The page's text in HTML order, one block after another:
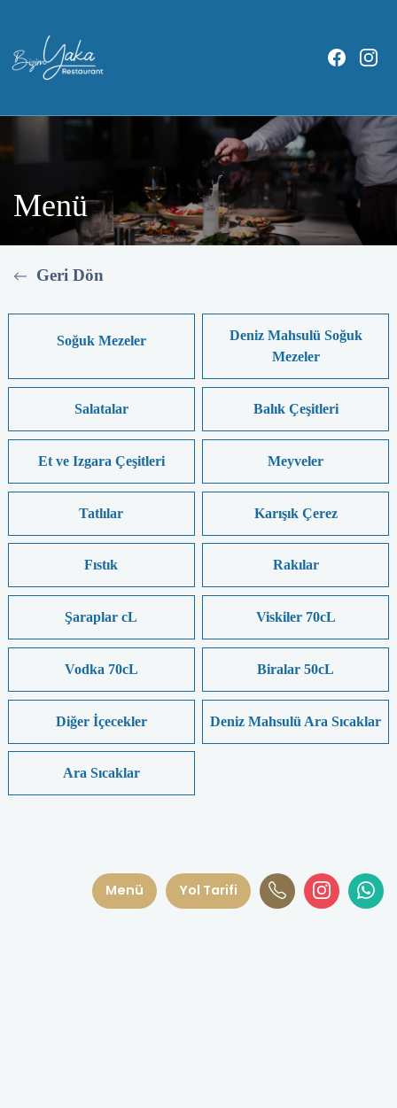
Menü
Geri Dön
Soğuk Mezeler
Deniz Mahsulü Soğuk
Mezeler
Salatalar Balık Çeşitleri
Et ve Izgara Çeşitleri Meyveler
Tatlılar Karışık Çerez
Fıstık Rakılar
Şaraplar cL Viskiler 70cL
Vodka 70cL Biralar 50cL
Diğer İçecekler Deniz Mahsulü Ara Sıcaklar
Ara Sıcaklar
Menü Yol Tarifi